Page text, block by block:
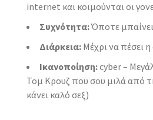
internet και κοιμούνται οι
Συχνότητα:Όποτε
Διάρκεια: Μέχρι να πέσει
Ικανοποίηση:cyber –
Τομ Κρουζ που σου μιλά από
κάνει καλό σεξ)